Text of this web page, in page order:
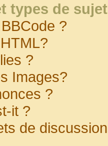
types de
?
?
Images?
?
it ?
de